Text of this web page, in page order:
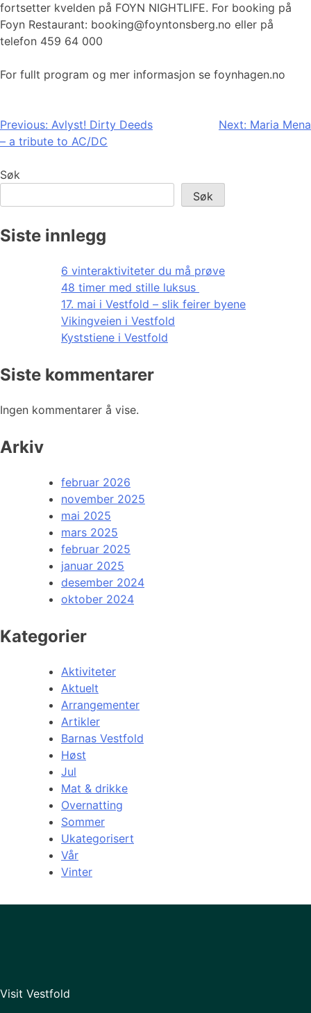
fortsetter kvelden på FOYN NIGHTLIFE. For booking på
Foyn Restaurant: booking@foyntonsberg.no eller på
telefon 459 64 000
For fullt program og mer informasjon se foynhagen.no
Innleggsnavigasjon
Previous: Avlyst! Dirty Deeds
– a tribute to AC/DC
Next: Maria Mena
Søk
Søk
Siste innlegg
6 vinteraktiviteter du må prøve
48 timer med stille luksus
17. mai i Vestfold – slik feirer byene
Vikingveien i Vestfold
Kyststiene i Vestfold
Siste kommentarer
Ingen kommentarer å vise.
Arkiv
februar 2026
november 2025
mai 2025
mars 2025
februar 2025
januar 2025
desember 2024
oktober 2024
Kategorier
Aktiviteter
Aktuelt
Arrangementer
Artikler
Barnas Vestfold
Høst
Jul
Mat & drikke
Overnatting
Sommer
Ukategorisert
Vår
Vinter
Visit Vestfold